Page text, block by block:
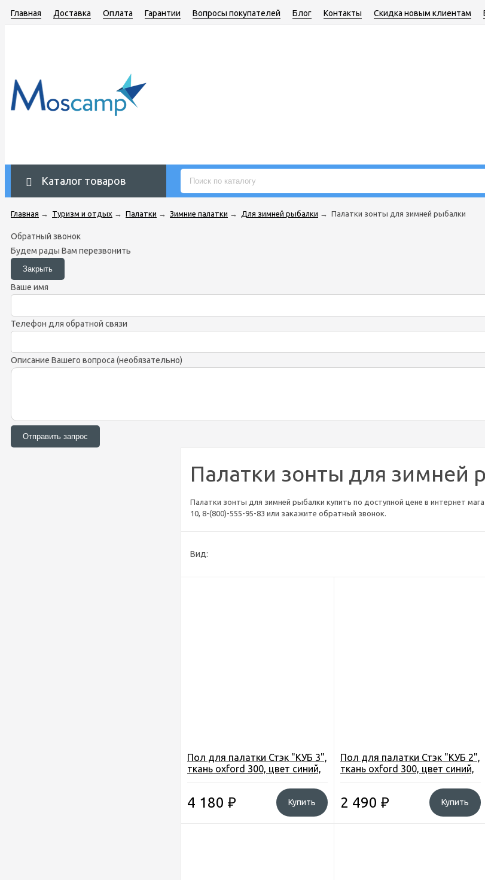
Главная Доставка Оплата Гарантии Вопросы покупателей Блог Контакты Скидка новым клиентам
Каталог товаров
Главная → Туризм и отдых → Палатки → Зимние палатки → Для зимней рыбалки → Палатки зонты для зимней рыбалки
Обратный звонок
Будем рады Вам перезвонить
Ваше имя
Телефон для обратной связи
Описание Вашего вопроса (необязательно)
Палатки зонты для зимней
Палатки зонты для зимней рыбалки купить по доступной цене в интернет
10, 8-(800)-555-95-83 или закажите обратный звонок.
Вид:
Пол для палатки Стэк "КУБ 3",
ткань oxford 300, цвет синий,
4 180 ₽ Купить
Пол для палатки Стэк "КУБ 2",
ткань oxford 300, цвет синий,
2 490 ₽ Купить